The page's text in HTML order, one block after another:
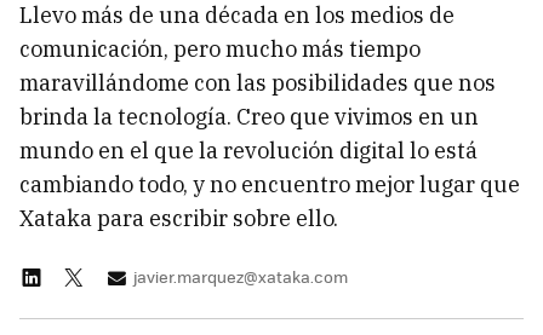
Llevo más de una década en los medios de
comunicación, pero mucho más tiempo
maravillándome con las posibilidades que nos
brinda la tecnología. Creo que vivimos en un
mundo en el que la revolución digital lo está
cambiando todo, y no encuentro mejor lugar que
Xataka para escribir sobre ello.
javier.marquez@xataka.com